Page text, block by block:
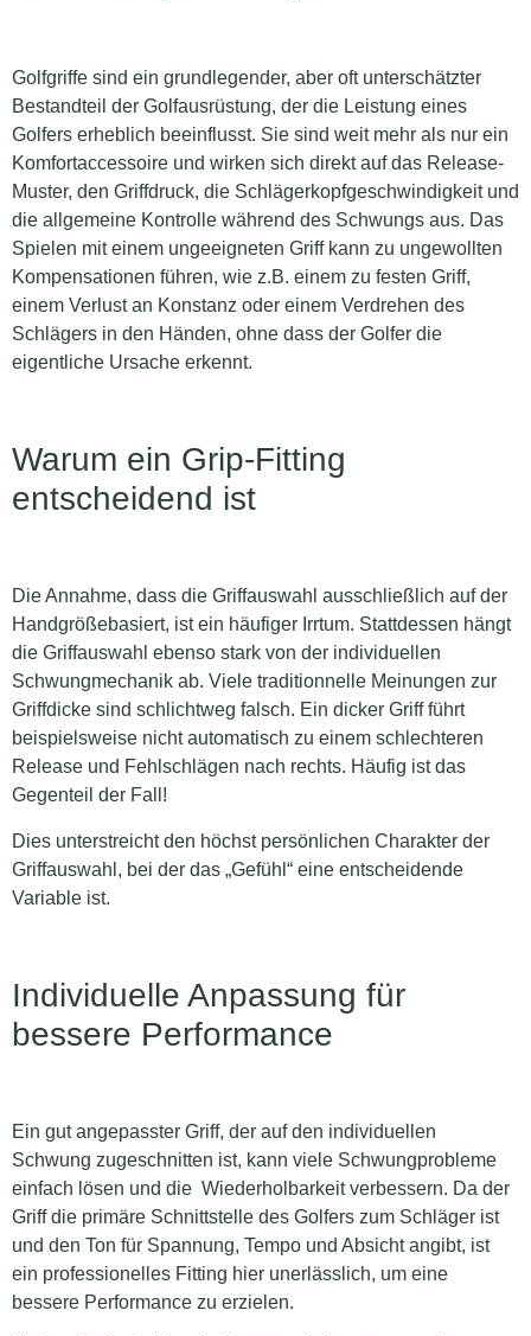
Golfgriffe sind ein grundlegender, aber oft unterschätzter
Bestandteil der Golfausrüstung, der die Leistung eines
Golfers erheblich beeinflusst. Sie sind weit mehr als nur ein
Komfortaccessoire und wirken sich direkt auf das Release-
Muster, den Griffdruck, die Schlägerkopfgeschwindigkeit und
die allgemeine Kontrolle während des Schwungs aus. Das
Spielen mit einem ungeeigneten Griff kann zu ungewollten
Kompensationen führen, wie z.B. einem zu festen Griff,
einem Verlust an Konstanz oder einem Verdrehen des
Schlägers in den Händen, ohne dass der Golfer die
eigentliche Ursache erkennt.
Warum ein Grip-Fitting
entscheidend ist
Die Annahme, dass die Griffauswahl ausschließlich auf der
Handgrößebasiert, ist ein häufiger Irrtum. Stattdessen hängt
die Griffauswahl ebenso stark von der individuellen
Schwungmechanik ab. Viele traditionnelle Meinungen zur
Griffdicke sind schlichtweg falsch. Ein dicker Griff führt
beispielsweise nicht automatisch zu einem schlechteren
Release und Fehlschlägen nach rechts. Häufig ist das
Gegenteil der Fall!
Dies unterstreicht den höchst persönlichen Charakter der
Griffauswahl, bei der das „Gefühl“ eine entscheidende
Variable ist.
Individuelle Anpassung für
bessere Performance
Ein gut angepasster Griff, der auf den individuellen
Schwung zugeschnitten ist, kann viele Schwungprobleme
einfach lösen und die Wiederholbarkeit verbessern. Da der
Griff die primäre Schnittstelle des Golfers zum Schläger ist
und den Ton für Spannung, Tempo und Absicht angibt, ist
ein professionelles Fitting hier unerlässlich, um eine
bessere Performance zu erzielen.